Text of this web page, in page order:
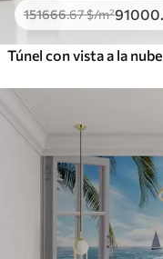
151666.67$/m²91000
Túnel con vista a la nube